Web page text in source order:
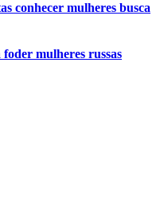
conhecer mulheres busca
mulheres russas